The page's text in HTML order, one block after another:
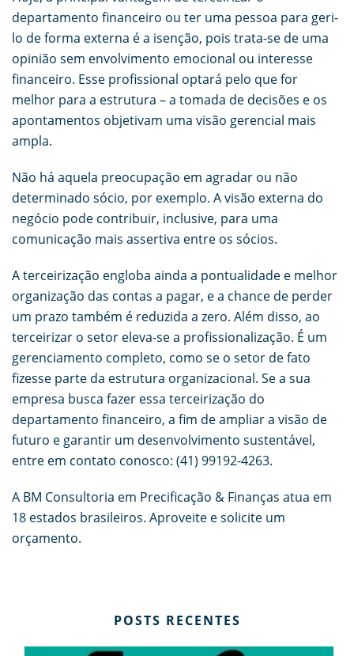
departamento financeiro ou ter uma pessoa para geri-
lo de forma externa é a isenção, pois trata-se de uma
opinião sem envolvimento emocional ou interesse
financeiro. Esse profissional optará pelo que for
melhor para a estrutura – a tomada de decisões e os
apontamentos objetivam uma visão gerencial mais
ampla.
Não há aquela preocupação em agradar ou não
determinado sócio, por exemplo. A visão externa do
negócio pode contribuir, inclusive, para uma
comunicação mais assertiva entre os sócios.
A terceirização engloba ainda a pontualidade e melhor
organização das contas a pagar, e a chance de perder
um prazo também é reduzida a zero. Além disso, ao
terceirizar o setor eleva-se a profissionalização. É um
gerenciamento completo, como se o setor de fato
fizesse parte da estrutura organizacional. Se a sua
empresa busca fazer essa terceirização do
departamento financeiro, a fim de ampliar a visão de
futuro e garantir um desenvolvimento sustentável,
entre em contato conosco: (41) 99192-4263.
A BM Consultoria em Precificação & Finanças atua em
18 estados brasileiros. Aproveite e solicite um
orçamento.
POSTS RECENTES